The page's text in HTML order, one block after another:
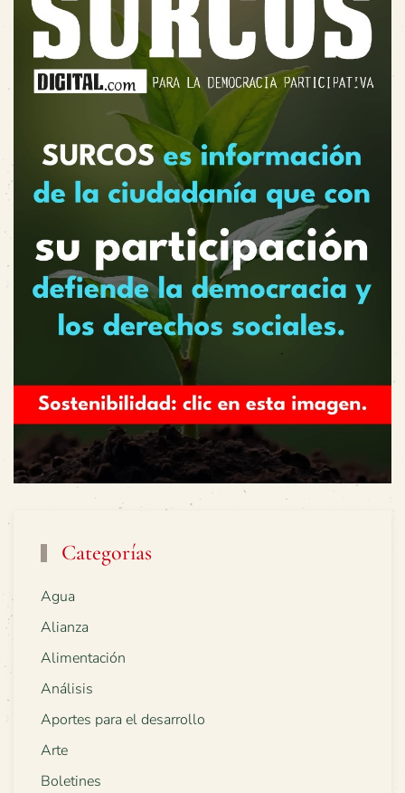
Categorías
Agua
Alianza
Alimentación
Análisis
Aportes para el desarrollo
Arte
Boletines